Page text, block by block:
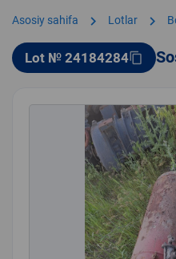
Asosiy sahifa chevron_right Lotlar chevron_right
Lot № 24184284content_copy